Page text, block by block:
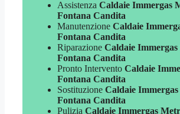
Assistenza Caldaie Immergas
Fontana Candita
Manutenzione Caldaie
Fontana Candita
Riparazione Caldaie
Fontana Candita
Pronto Intervento Caldaie
Fontana Candita
Sostituzione Caldaie
Fontana Candita
Pulizia Caldaie Immergas